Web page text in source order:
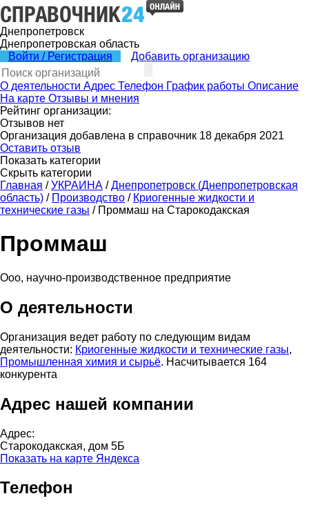
Днепропетровск
Днепропетровская область
Войти / Регистрация
Добавить организацию
О деятельности Адрес Телефон График работы Описание
На карте Отзывы и мнения
Рейтинг организации:
Отзывов нет
Организация добавлена в справочник 18 декабря 2021
Оставить отзыв
Показать категории
Скрыть категории
Главная / УКРАИНА / Днепропетровск (Днепропетровская
область) / Производство / Криогенные жидкости и
технические газы / Проммаш на Старокодакская
Проммаш
Ооо, научно-производственное предприятие
О деятельности
Организация ведет работу по следующим видам
деятельности: Криогенные жидкости и технические газы,
Промышленная химия и сырьё. Насчитывается 164
конкурента
Адрес нашей компании
Адрес:
Старокодакская, дом 5Б
Показать на карте Яндекса
Телефон